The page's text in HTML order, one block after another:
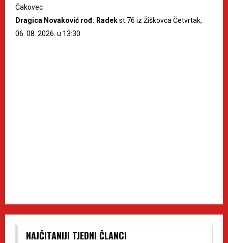
Čakovec
Dragica Novaković rođ. Radekst.76 iz Žiškovca Četvrtak,
06. 08. 2026. u 13:30
NAJČITANIJI TJEDNI ČLANCI